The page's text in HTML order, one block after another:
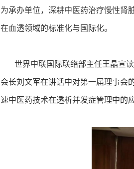
为承办单位，深耕中医药治疗慢性肾
在血透领域的标准化与国际化。
世界中联国际联络部主任王晶宣读
会长刘文军在讲话中对第一届理事会
速中医药技术在透析并发症管理中的